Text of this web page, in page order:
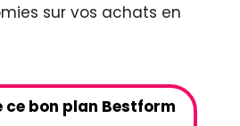
sur vos achats en
ce bon plan Bestform